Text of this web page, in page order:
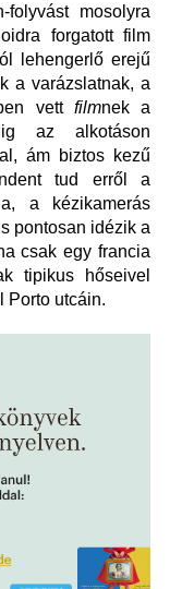
mosolyra
forgatott film
lehengerlő erejű
a varázslatnak, a
vett filmnek a
az alkotáson
ám biztos kezű
tud erről a
a kézikamerás
pontosan idézik a
csak egy francia
tipikus hőseivel
Porto utcáin.